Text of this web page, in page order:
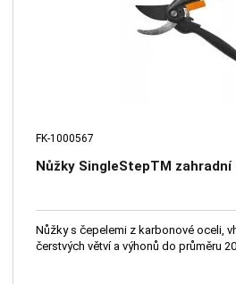
FK-1000567
Nůžky SingleStepTM zahradní
Nůžky s čepelemi z karbonové oceli,
čerstvých větví a výhonů do průměru 20